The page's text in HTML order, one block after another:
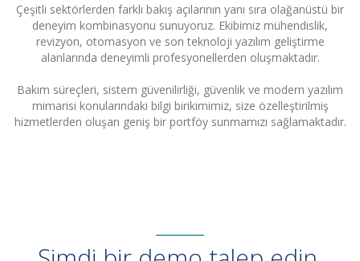
Çeşitli sektörlerden farklı bakış açılarının yanı sıra olağanüstü bir
deneyim kombinasyonu sunuyoruz. Ekibimiz mühendislik,
revizyon, otomasyon ve son teknoloji yazılım geliştirme
alanlarında deneyimli profesyonellerden oluşmaktadır.
Bakım süreçleri, sistem güvenilirliği, güvenlik ve modern yazılım
mimarisi konularındaki bilgi birikimimiz, size özelleştirilmiş
hizmetlerden oluşan geniş bir portföy sunmamızı sağlamaktadır.